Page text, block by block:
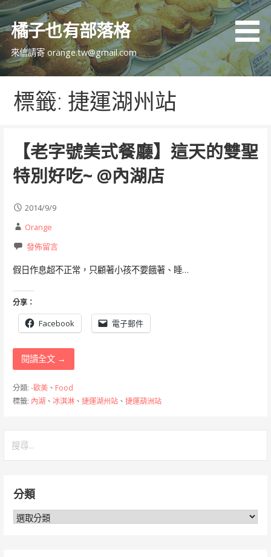
跳
主
內
橘子也有部落格
來信請寄 orange.tw@gmail.com
標籤: 捷運湖州站
【老字號美式餐廳】這天的雙聖
特別好吃~ @內湖店
2014/9/9
Orange
發佈留言
假日作息超不正常，只顧著小孩不要餓著、睡…
分享：
Facebook 電子郵件
閱讀全文 →
分類: -歐美、 Food
標籤: 內湖 、 冰淇淋、 捷運湖州站、 捷運葫洲站
字:分類
分